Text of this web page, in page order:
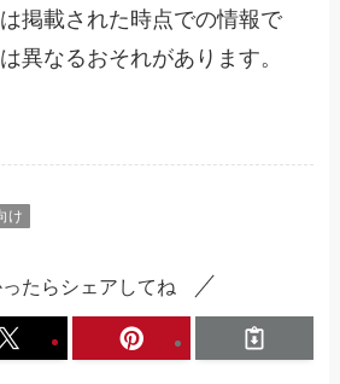
掲載された時点での情報で
異なるおそれがあります。
け
ったらシェアしてね